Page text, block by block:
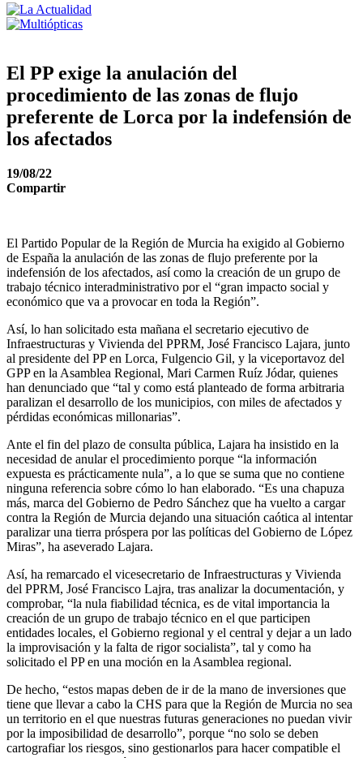
El PP exige la anulación del
procedimiento de las zonas de flujo
preferente de Lorca por la indefensión de
los afectados
19/08/22
Compartir
El Partido Popular de la Región de Murcia ha exigido al Gobierno
de España la anulación de las zonas de flujo preferente por la
indefensión de los afectados, así como la creación de un grupo de
trabajo técnico interadministrativo por el “gran impacto social y
económico que va a provocar en toda la Región”.
Así, lo han solicitado esta mañana el secretario ejecutivo de
Infraestructuras y Vivienda del PPRM, José Francisco Lajara, junto
al presidente del PP en Lorca, Fulgencio Gil, y la viceportavoz del
GPP en la Asamblea Regional, Mari Carmen Ruíz Jódar, quienes
han denunciado que “tal y como está planteado de forma arbitraria
paralizan el desarrollo de los municipios, con miles de afectados y
pérdidas económicas millonarias”.
Ante el fin del plazo de consulta pública, Lajara ha insistido en la
necesidad de anular el procedimiento porque “la información
expuesta es prácticamente nula”, a lo que se suma que no contiene
ninguna referencia sobre cómo lo han elaborado. “Es una chapuza
más, marca del Gobierno de Pedro Sánchez que ha vuelto a cargar
contra la Región de Murcia dejando una situación caótica al intentar
paralizar una tierra próspera por las políticas del Gobierno de López
Miras”, ha aseverado Lajara.
Así, ha remarcado el vicesecretario de Infraestructuras y Vivienda
del PPRM, José Francisco Lajra, tras analizar la documentación, y
comprobar, “la nula fiabilidad técnica, es de vital importancia la
creación de un grupo de trabajo técnico en el que participen
entidades locales, el Gobierno regional y el central y dejar a un lado
la improvisación y la falta de rigor socialista”, tal y como ha
solicitado el PP en una moción en la Asamblea regional.
De hecho, “estos mapas deben de ir de la mano de inversiones que
tiene que llevar a cabo la CHS para que la Región de Murcia no sea
un territorio en el que nuestras futuras generaciones no puedan vivir
por la imposibilidad de desarrollo”, porque “no solo se deben
cartografiar los riesgos, sino gestionarlos para hacer compatible el